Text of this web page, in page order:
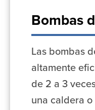
Bombas
Las bombas
altamente
de 2 a 3
una caldera